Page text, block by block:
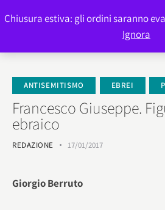
ANTISEMITISMO EBREI
Francesco Giuseppe.
ebraico
REDAZIONE 17/01/2017
Giorgio Berruto
Chiusura estiva: gli ordini saranno
Ignora